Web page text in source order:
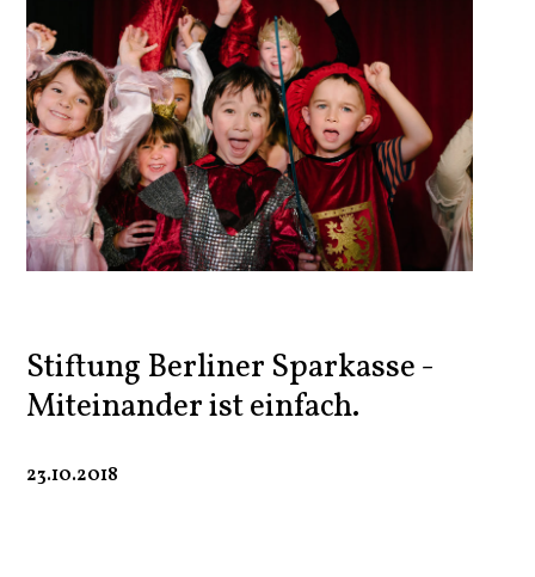
Stiftung Berliner Sparkasse -
Miteinander ist einfach.
23.10.2018